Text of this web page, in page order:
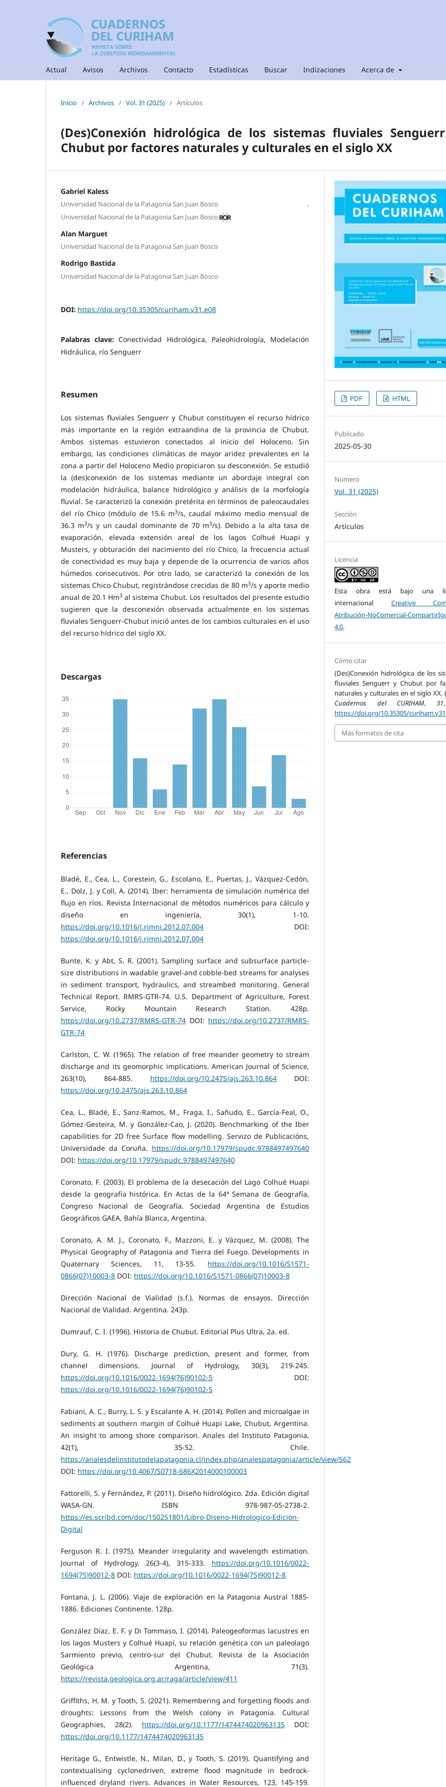
Actual Avisos Archivos Contacto Estadísticas Buscar Indizaciones Acerca de
Inicio / Archivos / Vol. 31 (2025) / Artículos
(Des)Conexión hidrológica de los sistemas fluviales
Chubut por factores naturales y culturales en el siglo XX
Gabriel Kaless
Universidad Nacional de la Patagonia San Juan Bosco ,
Universidad Nacional de la Patagonia San Juan Bosco
Alan Marguet
Universidad Nacional de la Patagonia San Juan Bosco
Rodrigo Bastida
Universidad Nacional de la Patagonia San Juan Bosco
DOI: https://doi.org/10.35305/curiham.v31.e08
Palabras clave: Conectividad Hidrológica, Paleohidrología, Modelación
Hidráulica, río Senguerr
Resumen
Los sistemas fluviales Senguerr y Chubut constituyen el recurso hídrico
más importante en la región extraandina de la provincia de Chubut.
Ambos sistemas estuvieron conectados al inicio del Holoceno. Sin
embargo, las condiciones climáticas de mayor aridez prevalentes en la
zona a partir del Holoceno Medio propiciaron su desconexión. Se estudió
la (des)conexión de los sistemas mediante un abordaje integral con
modelación hidráulica, balance hidrológico y análisis de la morfología
fluvial. Se caracterizó la conexión pretérita en términos de paleocaudales
del río Chico (módulo de 15.6 m3/s, caudal máximo medio mensual de
36.3 m3/s y un caudal dominante de 70 m3/s). Debido a la alta tasa de
evaporación, elevada extensión areal de los lagos Colhué Huapi y
Musters, y obturación del nacimiento del río Chico, la frecuencia actual
de conectividad es muy baja y depende de la ocurrencia de varios años
húmedos consecutivos. Por otro lado, se caracterizó la conexión de los
sistemas Chico-Chubut, registrándose crecidas de 80 m3/s y aporte medio
anual de 20.1 Hm3 al sistema Chubut. Los resultados del presente estudio
sugieren que la desconexión observada actualmente en los sistemas
fluviales Senguerr-Chubut inició antes de los cambios culturales en el uso
del recurso hídrico del siglo XX.
Descargas
Referencias
Bladé, E., Cea, L., Corestein, G., Escolano, E., Puertas, J., Vázquez-Cedón,
E., Dolz, J. y Coll, A. (2014). Iber: herramienta de simulación numérica del
flujo en ríos. Revista Internacional de métodos numéricos para cálculo y
diseño en ingeniería, 30(1), 1-10.
https://doi.org/10.1016/j.rimni.2012.07.004 DOI:
https://doi.org/10.1016/j.rimni.2012.07.004
Bunte, K. y Abt, S. R. (2001). Sampling surface and subsurface particle-
size distributions in wadable gravel-and cobble-bed streams for analyses
in sediment transport, hydraulics, and streambed monitoring. General
Technical Report. RMRS-GTR-74. U.S. Department of Agriculture, Forest
Service, Rocky Mountain Research Station. 428p.
https://doi.org/10.2737/RMRS-GTR-74 DOI: https://doi.org/10.2737/RMRS-
GTR-74
Carlston, C. W. (1965). The relation of free meander geometry to stream
discharge and its geomorphic implications. American Journal of Science,
263(10), 864-885. https://doi.org/10.2475/ajs.263.10.864DOI:
https://doi.org/10.2475/ajs.263.10.864
Cea, L., Bladé, E., Sanz-Ramos, M., Fraga, I., Sañudo, E., García-Feal, O.,
Gómez-Gesteira, M. y González-Cao, J. (2020). Benchmarking of the Iber
capabilities for 2D free Surface flow modelling. Servizo de Publicacións,
Universidade da Coruña. https://doi.org/10.17979/spudc.9788497497640
DOI: https://doi.org/10.17979/spudc.9788497497640
Coronato, F. (2003). El problema de la desecación del Lago Colhué Huapi
desde la geografía histórica. En Actas de la 64ª Semana de Geografía,
Congreso Nacional de Geografía. Sociedad Argentina de Estudios
Geográficos GAEA, Bahía Blanca, Argentina.
Coronato, A. M. J., Coronato, F., Mazzoni, E. y Vázquez, M. (2008). The
Physical Geography of Patagonia and Tierra del Fuego. Developments in
Quaternary Sciences, 11, 13-55. https://doi.org/10.1016/S1571-
0866(07)10003-8 DOI: https://doi.org/10.1016/S1571-0866(07)10003-8
Dirección Nacional de Vialidad (s.f.). Normas de ensayos. Dirección
Nacional de Vialidad. Argentina. 243p.
Dumrauf, C. I. (1996). Historia de Chubut. Editorial Plus Ultra, 2a. ed.
Dury, G. H. (1976). Discharge prediction, present and former, from
channel dimensions. Journal of Hydrology, 30(3), 219-245.
https://doi.org/10.1016/0022-1694(76)90102-5 DOI:
https://doi.org/10.1016/0022-1694(76)90102-5
Fabiani, A. C., Burry, L. S. y Escalante A. H. (2014). Pollen and microalgae in
sediments at southern margin of Colhué Huapi Lake, Chubut, Argentina.
An insight to among shore comparison. Anales del Instituto Patagonia,
42(1), 35-52. Chile.
https://analesdelinstitutodelapatagonia.cl/index.php/analespatagonia/article/view/562
DOI: https://doi.org/10.4067/S0718-686X2014000100003
Fattorelli, S. y Fernández, P. (2011). Diseño hidrológico. 2da. Edición digital
WASA-GN. ISBN 978-987-05-2738-2.
https://es.scribd.com/doc/150251801/Libro-Diseno-Hidrologico-Edicion-
Digital
Ferguson R. I. (1975). Meander irregularity and wavelength estimation.
Journal of Hydrology, 26(3-4), 315-333. https://doi.org/10.1016/0022-
1694(75)90012-8 DOI: https://doi.org/10.1016/0022-1694(75)90012-8
Fontana, J. L. (2006). Viaje de exploración en la Patagonia Austral 1885-
1886. Ediciones Continente. 128p.
González Díaz, E. F. y Di Tommaso, I. (2014). Paleogeoformas lacustres en
los lagos Musters y Colhué Huapí, su relación genética con un paleolago
Sarmiento previo, centro-sur del Chubut. Revista de la Asociación
Geológica Argentina, 71(3).
https://revista.geologica.org.ar/raga/article/view/411
Griffiths, H. M. y Tooth, S. (2021). Remembering and forgetting floods and
droughts: Lessons from the Welsh colony in Patagonia. Cultural
Geographies, 28(2). https://doi.org/10.1177/1474474020963135 DOI:
https://doi.org/10.1177/1474474020963135
Heritage G., Entwistle, N., Milan, D., y Tooth, S. (2019). Quantifying and
contextualising cyclonedriven, extreme flood magnitude in bedrock-
influenced dryland rivers. Advances in Water Resources, 123, 145-159.
PDF HTML
Publicado
2025-05-30
Número
Vol. 31 (2025)
Sección
Artículos
Licencia
Esta obra está bajo una
internacional Creative
Atribución-NoComercial-
4.0.
Cómo citar
(Des)Conexión hidrológica de los
fluviales Senguerr y Chubut por
naturales y culturales en el siglo XX.
Cuadernos del CURIHAM, 31
https://doi.org/10.35305/
Más formatos de cita